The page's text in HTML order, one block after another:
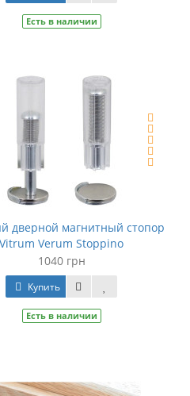
Есть в наличии
дверной магнитный стопор
Vitrum Verum Stoppino
1040 грн
Купить
Есть в наличии